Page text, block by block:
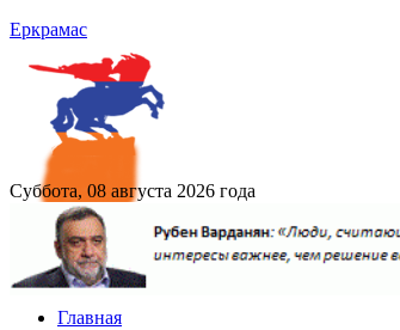
Еркрамас
Суббота, 08 августа 2026 года
Главная